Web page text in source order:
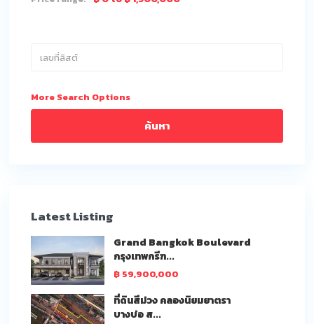
More Search Options
ค้นหา
Latest Listing
Grand Bangkok Boulevard
กรุงเทพกรีฑ...
฿ 59,900,000
ที่ดินสีม่วง คลองนิยมยาตรา
บางบ่อ ส...